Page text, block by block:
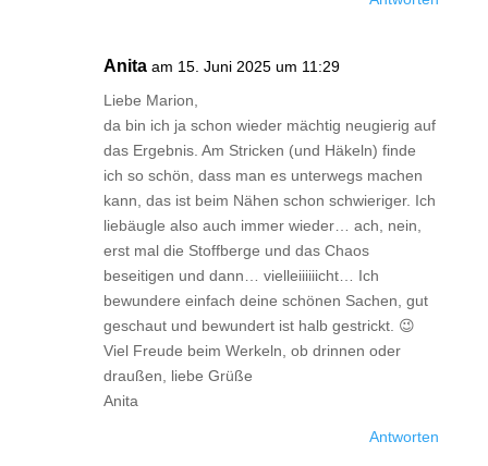
Anita am 15. Juni 2025 um 11:29
Liebe Marion,
da bin ich ja schon wieder mächtig neugierig auf
das Ergebnis. Am Stricken (und Häkeln) finde
ich so schön, dass man es unterwegs machen
kann, das ist beim Nähen schon schwieriger. Ich
liebäugle also auch immer wieder… ach, nein,
erst mal die Stoffberge und das Chaos
beseitigen und dann… vielleiiiiiicht… Ich
bewundere einfach deine schönen Sachen, gut
geschaut und bewundert ist halb gestrickt. 😉
Viel Freude beim Werkeln, ob drinnen oder
draußen, liebe Grüße
Anita
Antworten